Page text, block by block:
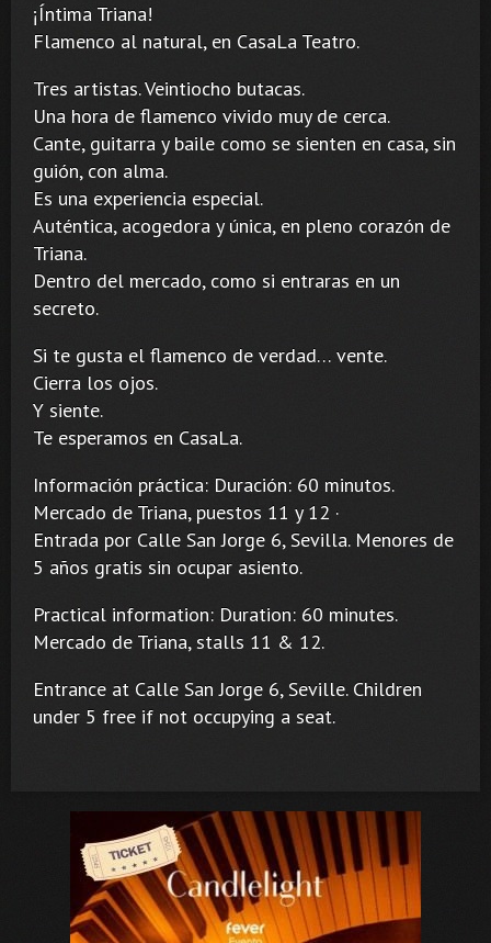
¡Íntima Triana!
Flamenco al natural, en CasaLa Teatro.
Tres artistas. Veintiocho butacas.
Una hora de flamenco vivido muy de cerca.
Cante, guitarra y baile como se sienten en casa, sin
guión, con alma.
Es una experiencia especial.
Auténtica, acogedora y única, en pleno corazón de
Triana.
Dentro del mercado, como si entraras en un
secreto.
Si te gusta el flamenco de verdad… vente.
Cierra los ojos.
Y siente.
Te esperamos en CasaLa.
Información práctica: Duración: 60 minutos.
Mercado de Triana, puestos 11 y 12 ·
Entrada por Calle San Jorge 6, Sevilla. Menores de
5 años gratis sin ocupar asiento.
Practical information: Duration: 60 minutes.
Mercado de Triana, stalls 11 & 12.
Entrance at Calle San Jorge 6, Seville. Children
under 5 free if not occupying a seat.